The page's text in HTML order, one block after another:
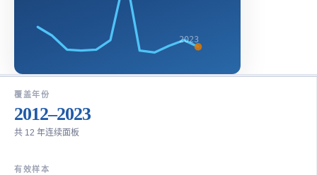
2023
覆盖年份
2012–2023
共 12 年连续面板
有效样本